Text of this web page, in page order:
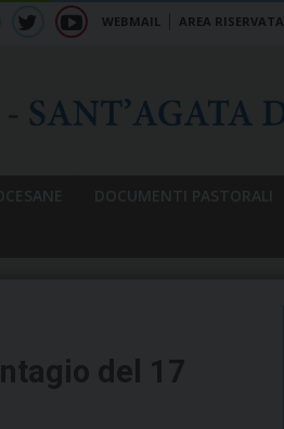
WEBMAIL AREA RISERVATA
del 17